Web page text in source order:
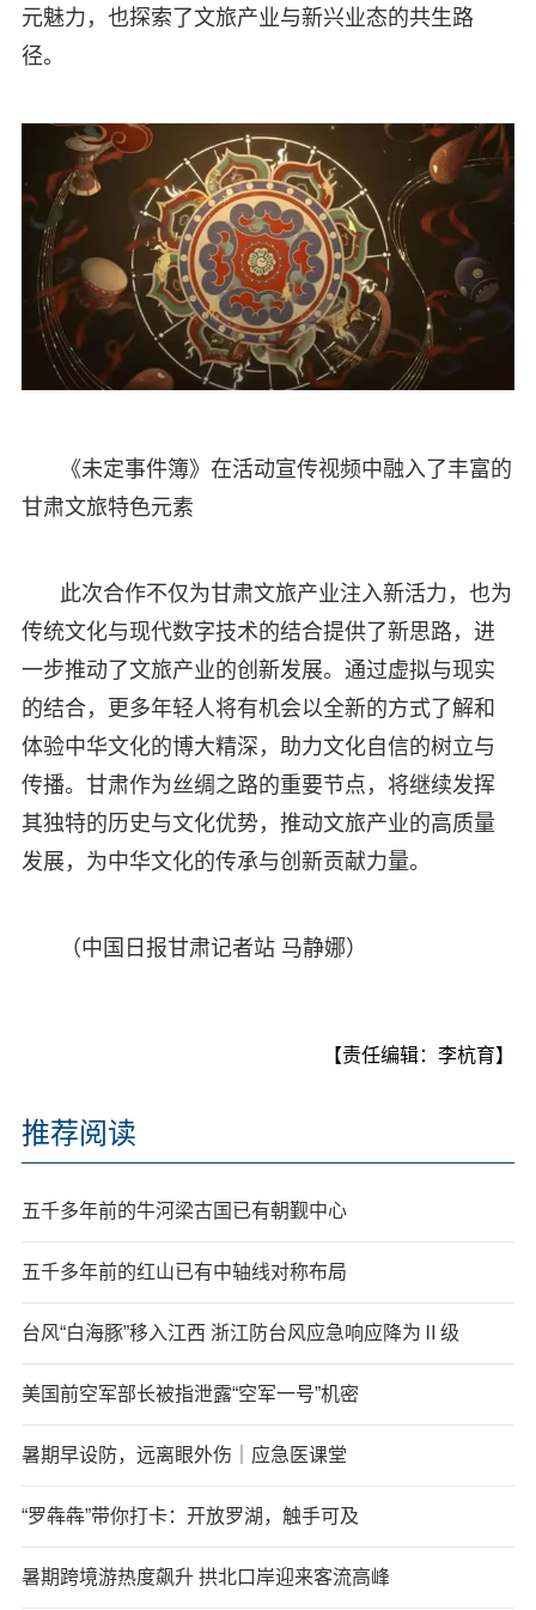
元魅力，也探索了文旅产业与新兴业态的共生路
径。
《未定事件簿》在活动宣传视频中融入了丰富的
甘肃文旅特色元素
此次合作不仅为甘肃文旅产业注入新活力，也为
传统文化与现代数字技术的结合提供了新思路，进
一步推动了文旅产业的创新发展。通过虚拟与现实
的结合，更多年轻人将有机会以全新的方式了解和
体验中华文化的博大精深，助力文化自信的树立与
传播。甘肃作为丝绸之路的重要节点，将继续发挥
其独特的历史与文化优势，推动文旅产业的高质量
发展，为中华文化的传承与创新贡献力量。
（中国日报甘肃记者站 马静娜）
【责任编辑：李杭育】
推荐阅读
五千多年前的牛河梁古国已有朝觐中心
五千多年前的红山已有中轴线对称布局
台风“白海豚”移入江西 浙江防台风应急响应降为Ⅱ级
美国前空军部长被指泄露“空军一号”机密
暑期早设防，远离眼外伤｜应急医课堂
“罗犇犇”带你打卡：开放罗湖，触手可及
暑期跨境游热度飙升 拱北口岸迎来客流高峰